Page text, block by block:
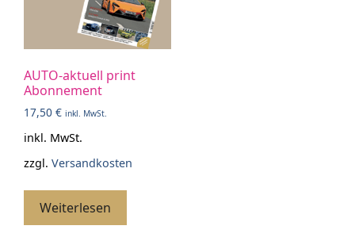
AUTO-aktuell print
Abonnement
17,50 € inkl. MwSt.
inkl. MwSt.
zzgl. Versandkosten
Weiterlesen